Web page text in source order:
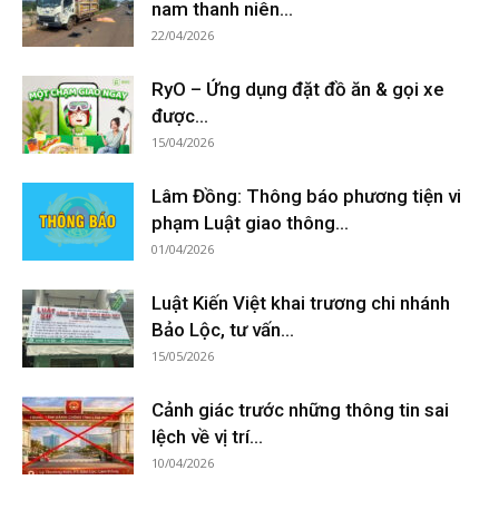
nam thanh niên...
22/04/2026
RyO – Ứng dụng đặt đồ ăn & gọi xe
được...
15/04/2026
Lâm Đồng: Thông báo phương tiện vi
phạm Luật giao thông...
01/04/2026
Luật Kiến Việt khai trương chi nhánh
Bảo Lộc, tư vấn...
15/05/2026
Cảnh giác trước những thông tin sai
lệch về vị trí...
10/04/2026